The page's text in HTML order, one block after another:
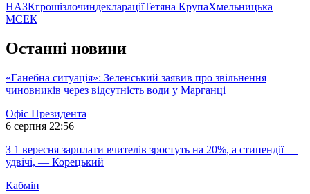
НАЗКгрошізлочиндеклараціїТетяна КрупаХмельницька
МСЕК
Останні новини
«Ганебна ситуація»: Зеленський заявив про звільнення
чиновників через відсутність води у Марганці
Офіс Президента
6 серпня 22:56
З 1 вересня зарплати вчителів зростуть на 20%, а стипендії —
удвічі, — Корецький
Кабмін